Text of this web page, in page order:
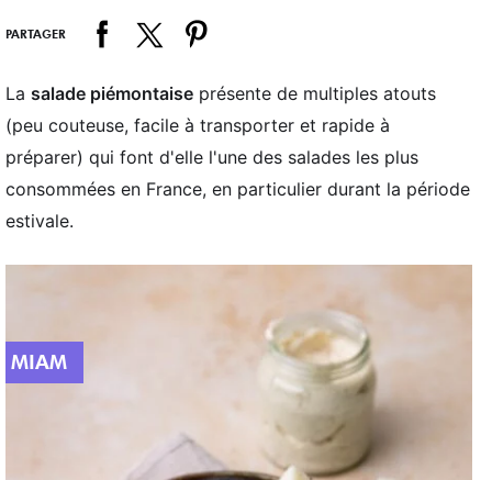
PARTAGER
La salade piémontaise présente de multiples atouts
(peu couteuse, facile à transporter et rapide à
préparer) qui font d'elle l'une des salades les plus
consommées en France, en particulier durant la période
estivale.